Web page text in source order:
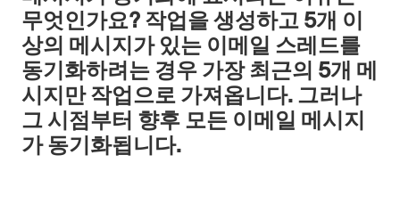
무엇인가요? 작업을 생성하고 5개 이
상의 메시지가 있는 이메일 스레드를
동기화하려는 경우 가장 최근의 5개 메
시지만 작업으로 가져옵니다. 그러나
그 시점부터 향후 모든 이메일 메시지
가 동기화됩니다.